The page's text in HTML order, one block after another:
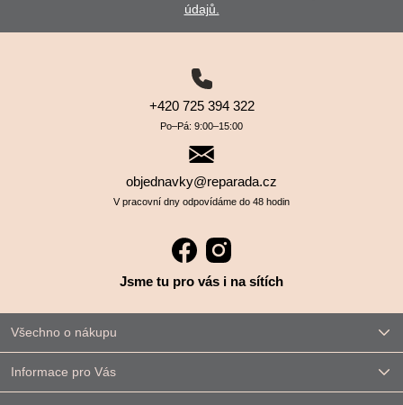
údajů.
+420 725 394 322
Po–⁠⁠⁠⁠⁠⁠Pá: 9:00–⁠⁠⁠⁠⁠⁠15:00
objednavky@reparada.cz
V pracovní dny odpovídáme do 48 hodin
Jsme tu pro vás i na sítích
Všechno o nákupu
Informace pro Vás